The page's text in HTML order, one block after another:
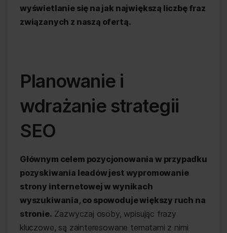
wyświetlanie się na jak największą liczbę fraz
związanych z naszą ofertą.
Planowanie i
wdrażanie strategii
SEO
Głównym celem pozycjonowania w przypadku
pozyskiwania leadów jest wypromowanie
strony internetowej w wynikach
wyszukiwania, co spowoduje większy ruch na
stronie. Zazwyczaj osoby, wpisując frazy
kluczowe, są zainteresowane tematami z nimi